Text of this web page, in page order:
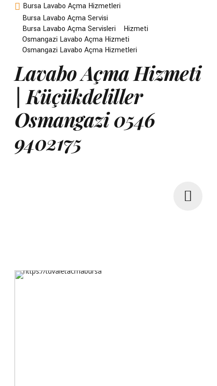
Bursa Lavabo Açma Hizmetleri
Bursa Lavabo Açma Servisi
Bursa Lavabo Açma Servisleri
Hizmeti
Osmangazi Lavabo Açma Hizmeti
Osmangazi Lavabo Açma Hizmetleri
Lavabo Açma Hizmeti
| Küçükdeliller
Osmangazi 0546
9402175